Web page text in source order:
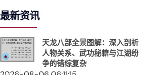
最新资讯
天龙八部全景图解：深入剖析
人物关系、武功秘籍与江湖纷
争的错综复杂